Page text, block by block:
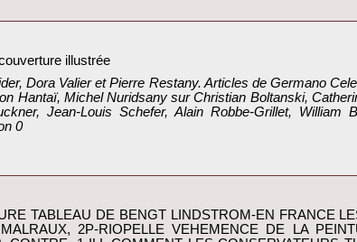
illustrée‎
Dora Valier et Pierre Restany. Articles de Germano
Hantaï, Michel Nuridsany sur Christian Boltanski,
Jean-Louis Schefer, Alain Robbe-Grillet, William
0‎
TABLEAU DE BENGT LINDSTROM-EN FRANCE
2P-RIOPELLE VEHEMENCE DE LA